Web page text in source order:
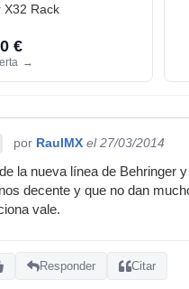
X32 Rack
€
→
por RaulMX el 27/03/2014
la nueva línea de Behringer
decente y que no dan
vale.
Responder Citar